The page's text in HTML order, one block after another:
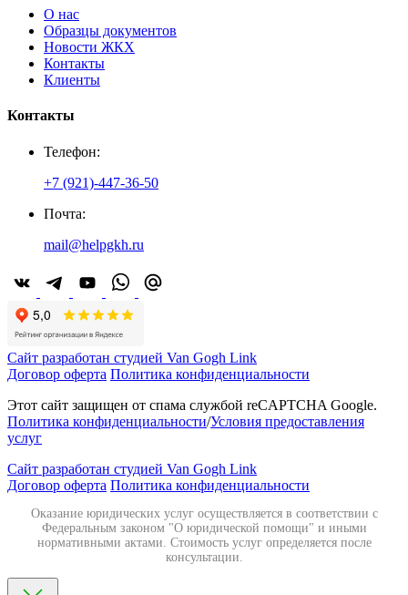
О нас
Образцы документов
Новости ЖКХ
Контакты
Клиенты
Контакты
Телефон:
+7 (921)-447-36-50
Почта:
mail@helpgkh.ru
Сайт разработан студией Van Gogh Link
Договор оферта Политика конфиденциальности
Этот сайт защищен от спама службой reCAPTCHA Google.
Политика конфиденциальности/Условия предоставления
услуг
Сайт разработан студией Van Gogh Link
Договор оферта Политика конфиденциальности
Оказание юридических услуг осуществляется в соответствии с
Федеральным законом "О юридической помощи" и иными
нормативными актами. Стоимость услуг определяется после
консультации.